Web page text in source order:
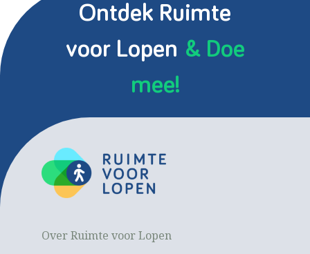
Ontdek Ruimte
voor Lopen & Doe
mee!
Over Ruimte voor Lopen